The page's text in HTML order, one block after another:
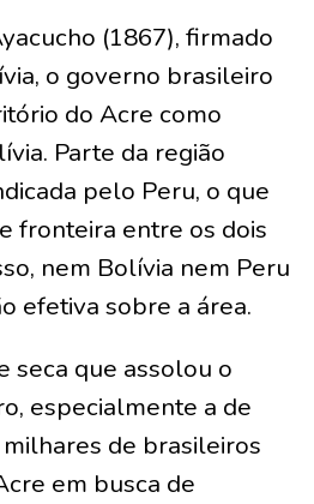
(1867), firmado
o governo brasileiro
do Acre como
Parte da região
pelo Peru, o que
fronteira entre os dois
nem Bolívia nem Peru
efetiva sobre a área.
seca que assolou o
especialmente a de
de brasileiros
em busca de